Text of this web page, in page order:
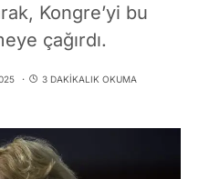
Kongre’yi bu
çağırdı.
3 DAKIKALIK OKUMA